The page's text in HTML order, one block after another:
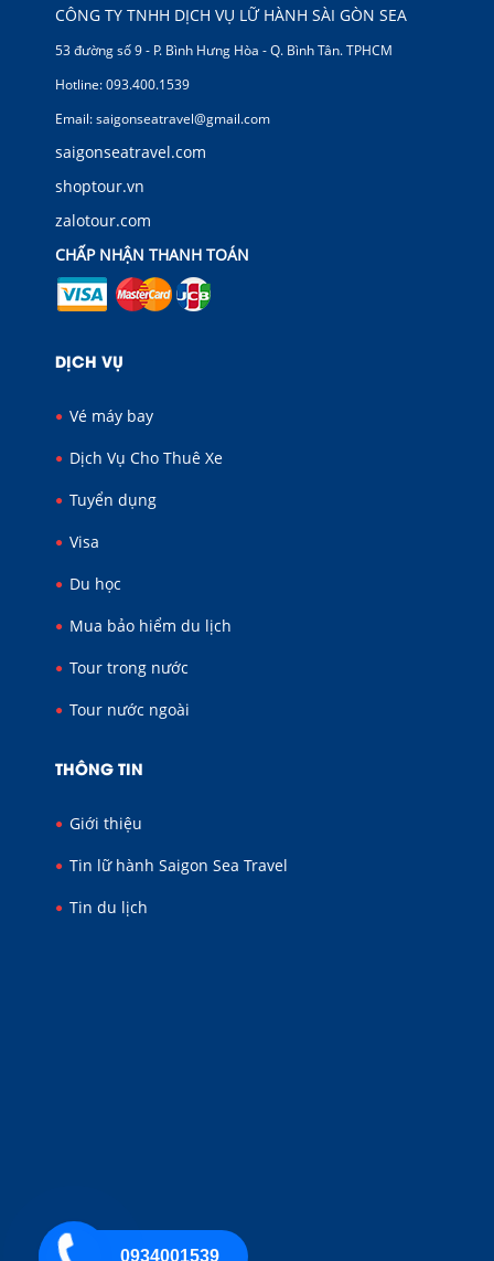
CÔNG TY TNHH DỊCH VỤ LỮ HÀNH SÀI GÒN SEA
53 đường số 9 - P. Bình Hưng Hòa - Q. Bình Tân. TPHCM
Hotline: 093.400.1539
Email: saigonseatravel@gmail.com
saigonseatravel.com
shoptour.vn
zalotour.com
CHẤP NHẬN THANH TOÁN
DỊCH VỤ
Vé máy bay
Dịch Vụ Cho Thuê Xe
Tuyển dụng
Visa
Du học
Mua bảo hiểm du lịch
Tour trong nước
Tour nước ngoài
THÔNG TIN
Giới thiệu
Tin lữ hành Saigon Sea Travel
Tin du lịch
0934001539